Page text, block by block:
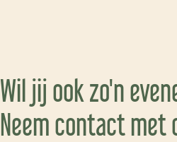
Wil jij ook zo'n
Neem contact met